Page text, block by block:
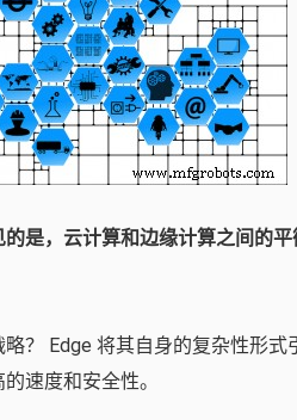
是，云计算和边缘计算之间的
？ Edge 将其自身的复杂性形
速度和安全性。